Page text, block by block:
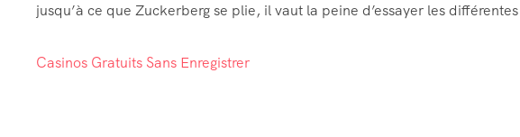
jusqu’à ce que Zuckerberg se plie, il vaut la peine d’essayer les
Casinos Gratuits Sans Enregistrer